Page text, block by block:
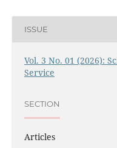
ISSUE
Vol. 3 No. 01 (2026):
Service
SECTION
Articles